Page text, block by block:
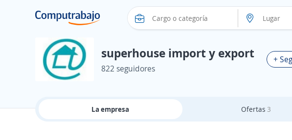
superhouse import y export
822 seguidores
+
La empresa Ofertas 3